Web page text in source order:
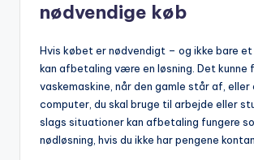
nødvendige køb
Hvis købet er nødvendigt – og ikke bare
kan afbetaling være en løsning. Det kunne
vaskemaskine, når den gamle står af,
computer, du skal bruge til arbejde eller
slags situationer kan afbetaling fungere
nødløsning, hvis du ikke har pengene